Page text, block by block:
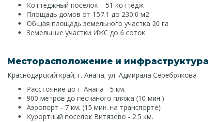
Коттеджный поселок – 51 коттедж
Площадь домов от 157.1 до 230.0 м2
Общая площадь земельного участка 20 га
Земельные участки ИЖС до 6 соток
Месторасположение и инфраструктура
Краснодарский край, г. Анапа, ул. Адмирала Серебрякова
Расстояние до г. Анапа - 5 км.
900 метров до песчаного пляжа (10 мин.)
Аэропорт - 7 км. (15 мин. на транспорте)
Курортный поселок Витязево - 2.5 км.